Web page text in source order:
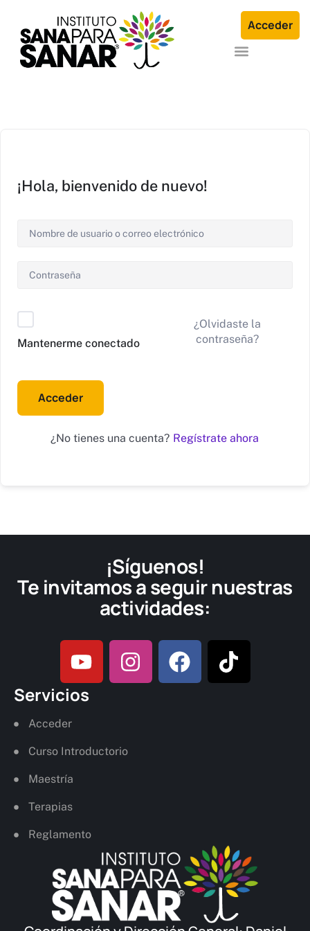
Acceder
¡Hola, bienvenido de nuevo!
Mantenerme conectado
¿Olvidaste la
contraseña?
Acceder
¿No tienes una cuenta? Regístrate ahora
¡Síguenos!
Te invitamos a seguir nuestras
actividades:
Servicios
Acceder
Curso Introductorio
Maestría
Terapias
Reglamento